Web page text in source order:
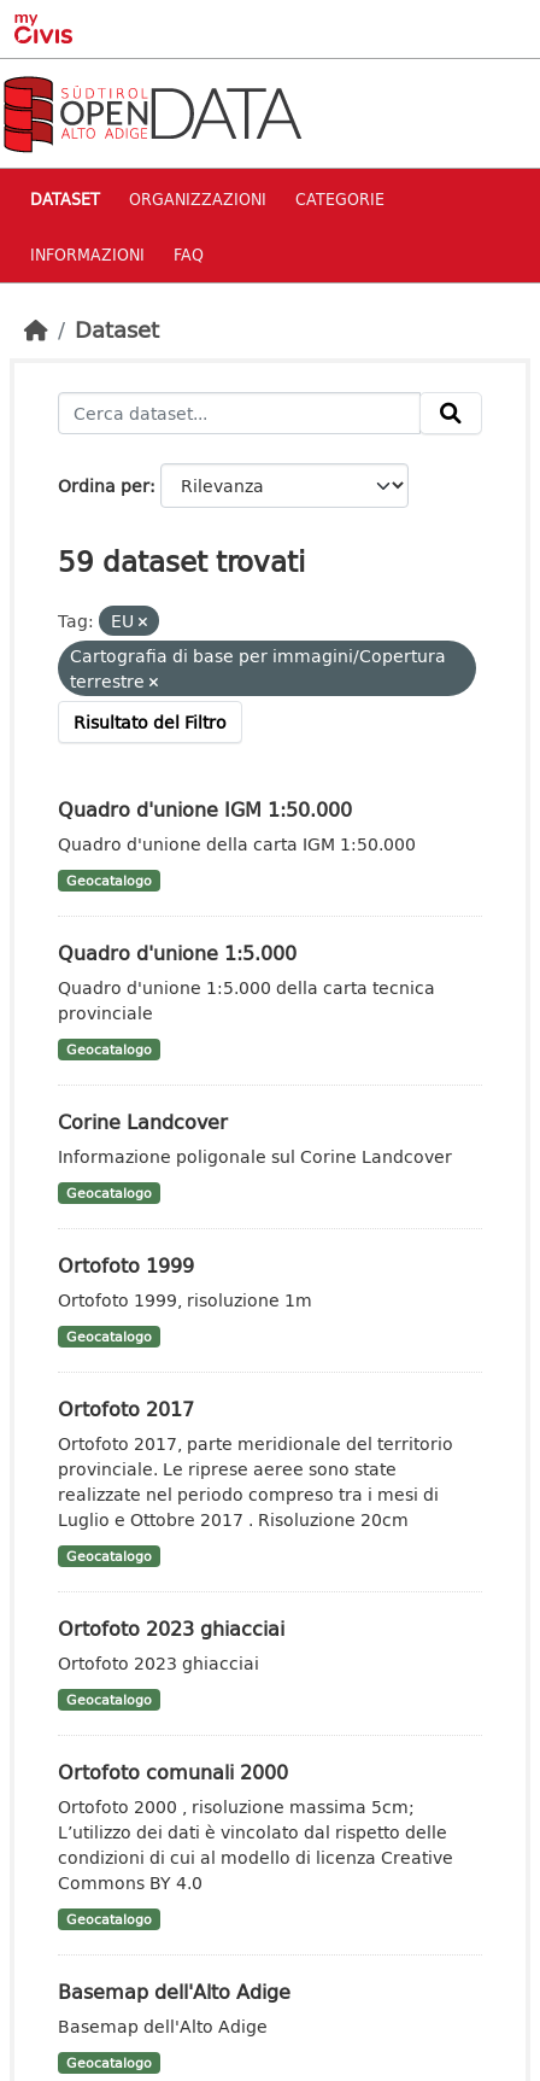
Skip to main content
DATASET ORGANIZZAZIONI CATEGORIE
INFORMAZIONI FAQ
Dataset
Ordina per
59 dataset trovati
Tag:
EU
Cartografia di base per immagini/Copertura
terrestre
Risultato del Filtro
Quadro d'unione IGM 1:50.000
Quadro d'unione della carta IGM 1:50.000
Geocatalogo
Quadro d'unione 1:5.000
Quadro d'unione 1:5.000 della carta tecnica
provinciale
Geocatalogo
Corine Landcover
Informazione poligonale sul Corine Landcover
Geocatalogo
Ortofoto 1999
Ortofoto 1999, risoluzione 1m
Geocatalogo
Ortofoto 2017
Ortofoto 2017, parte meridionale del territorio
provinciale. Le riprese aeree sono state
realizzate nel periodo compreso tra i mesi di
Luglio e Ottobre 2017 . Risoluzione 20cm
Geocatalogo
Ortofoto 2023 ghiacciai
Ortofoto 2023 ghiacciai
Geocatalogo
Ortofoto comunali 2000
Ortofoto 2000 , risoluzione massima 5cm;
L’utilizzo dei dati è vincolato dal rispetto delle
condizioni di cui al modello di licenza Creative
Commons BY 4.0
Geocatalogo
Basemap dell'Alto Adige
Basemap dell'Alto Adige
Geocatalogo